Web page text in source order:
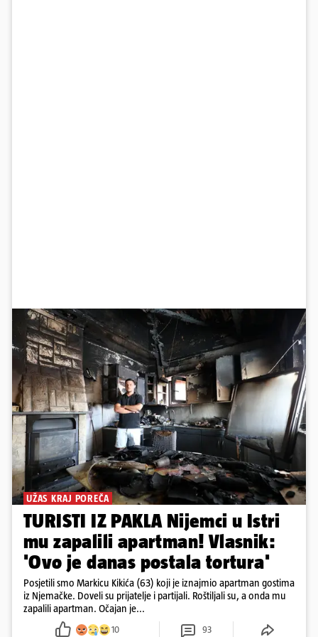
UŽAS KRAJ POREČA
TURISTI IZ PAKLA Nijemci u Istri
mu zapalili apartman! Vlasnik:
'Ovo je danas postala tortura'
Posjetili smo Markicu Kikića (63) koji je iznajmio apartman gostima
iz Njemačke. Doveli su prijatelje i partijali. Roštiljali su, a onda mu
zapalili apartman. Očajan je...
10 93